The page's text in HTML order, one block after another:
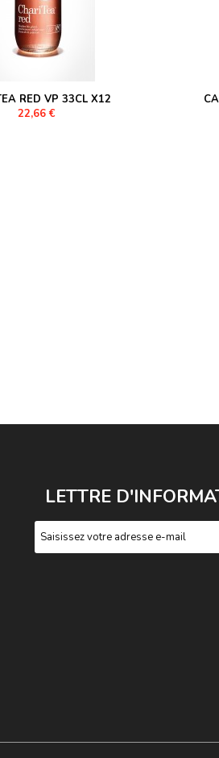
RED VP 33CL X12
22,66 €
LETTRE